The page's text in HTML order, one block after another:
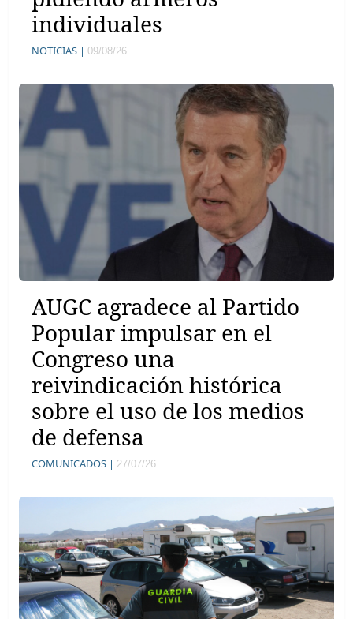
individuales
NOTICIAS | 09/08/26
AUGC agradece al Partido
Popular impulsar en el
Congreso una
reivindicación histórica
sobre el uso de los medios
de defensa
COMUNICADOS | 27/07/26